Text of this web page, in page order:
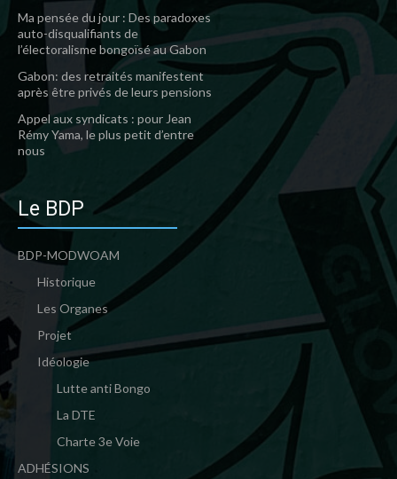
Ma pensée du jour : Des paradoxes
auto-disqualifiants de
l’électoralisme bongoïsé au Gabon
Gabon: des retraités manifestent
après être privés de leurs pensions
Appel aux syndicats : pour Jean
Rémy Yama, le plus petit d’entre
nous
Le BDP
BDP-MODWOAM
Historique
Les Organes
Projet
Idéologie
Lutte anti Bongo
La DTE
Charte 3e Voie
ADHÉSIONS